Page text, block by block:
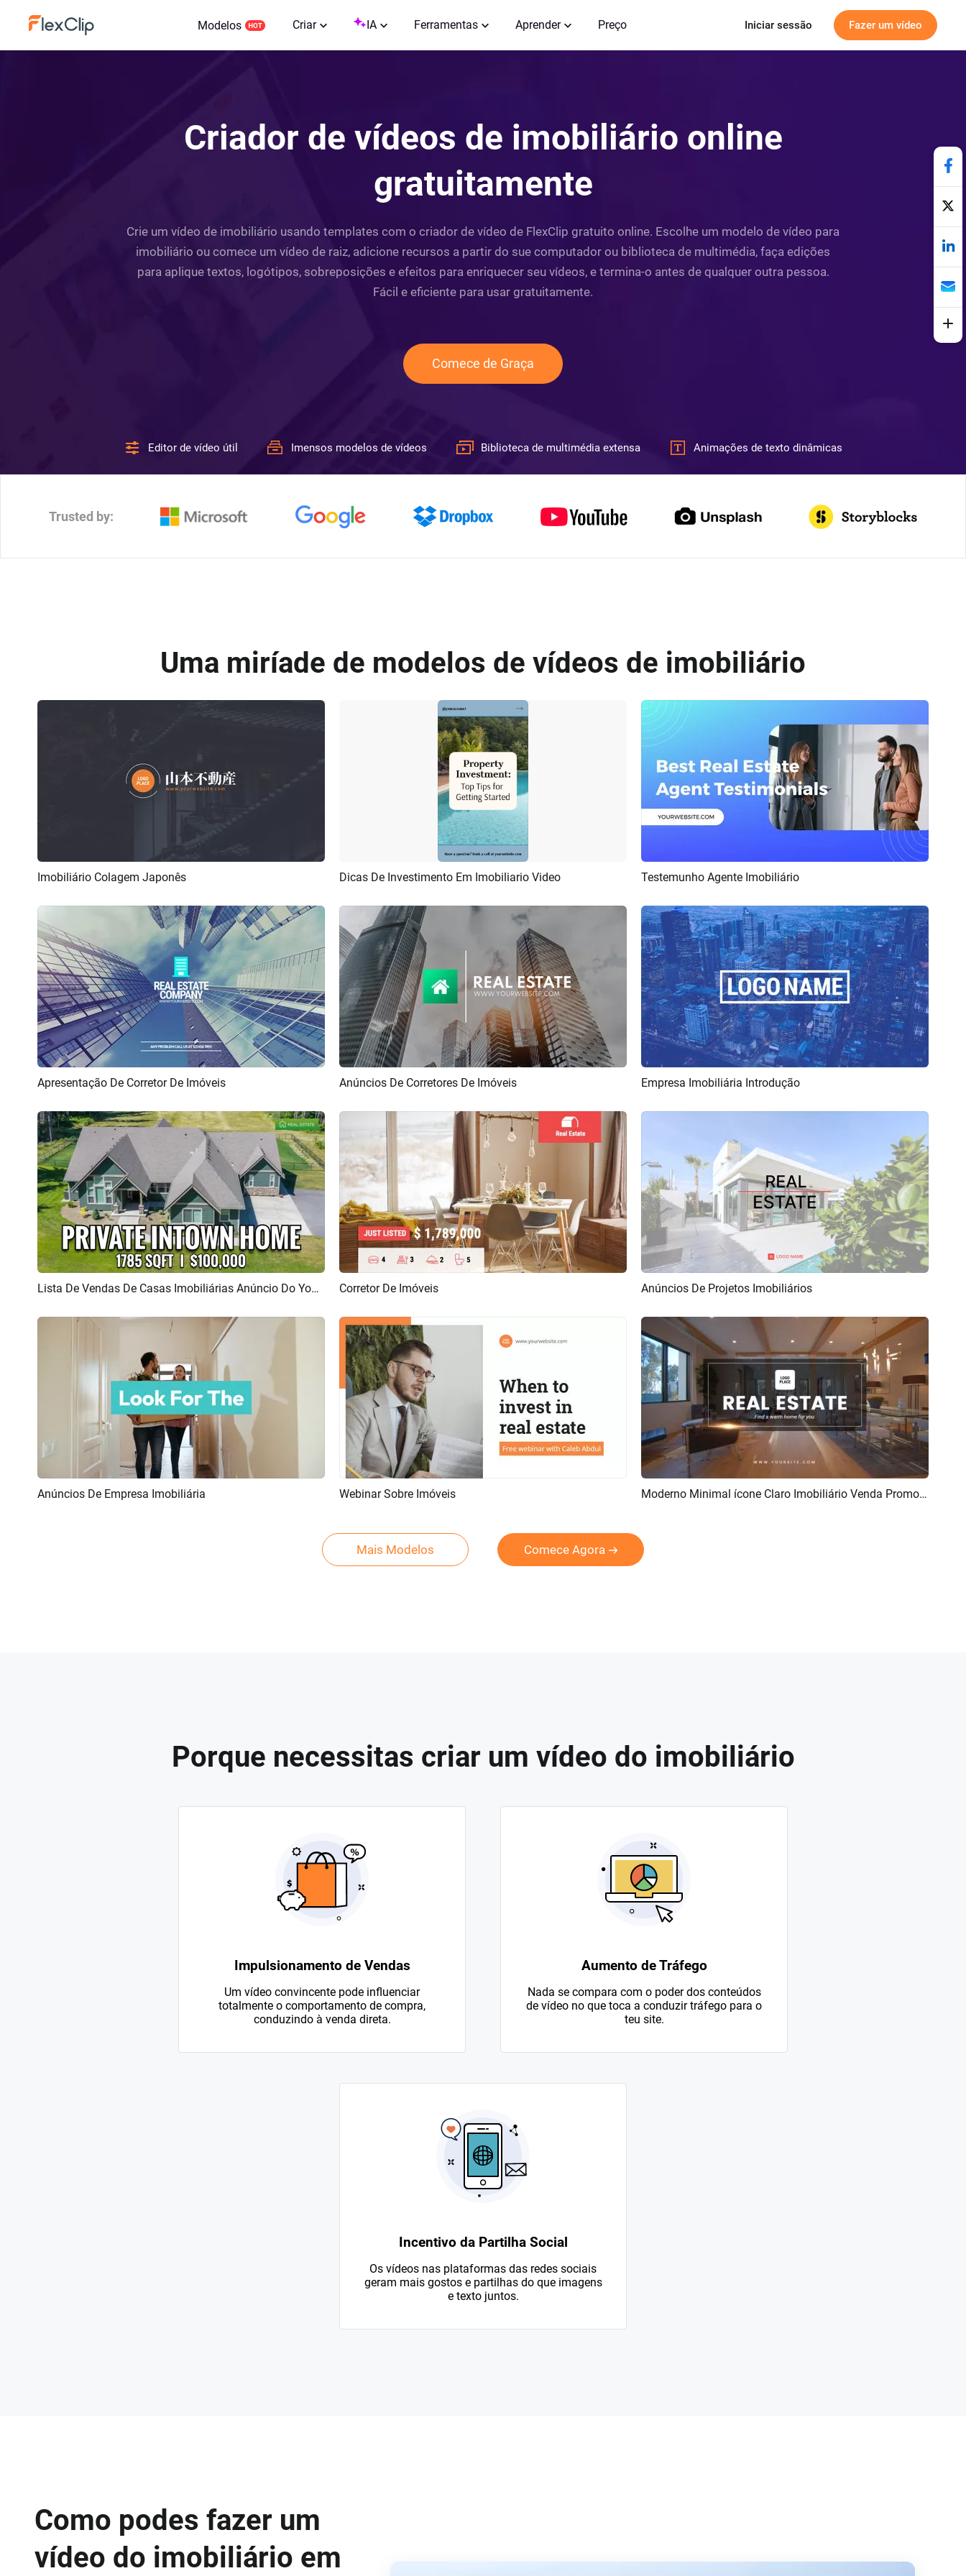
Modelos Criar IA Ferramentas Aprender Preço Iniciar sessão Fazer um vídeo
Criador de vídeos de imobiliário online
gratuitamente
Crie um vídeo de imobiliário usando templates com o criador de vídeo de FlexClip gratuito online. Escolhe um modelo de vídeo para
imobiliário ou comece um vídeo de raiz, adicione recursos a partir do sue computador ou biblioteca de multimédia, faça edições
para aplique textos, logótipos, sobreposições e efeitos para enriquecer seu vídeos, e termina-o antes de qualquer outra pessoa.
Fácil e eficiente para usar gratuitamente.
Comece de Graça
Editor de vídeo útil Imensos modelos de vídeos Biblioteca de multimédia extensa Animações de texto dinâmicas
Trusted by:
Uma miríade de modelos de vídeos de imobiliário
Pré-visualizar
Imobiliário Colagem Japonês Pré-visualizar Criar IA
Dicas De Investimento Em Imobiliario Video Pré-visualizar
Testemunho Agente Imobiliário
Pré-visualizar Criar IA
Apresentação De Corretor De Imóveis Pré-visualizar Criar IA
Anúncios De Corretores De Imóveis Pré-visualizar
Empresa Imobiliária Introdução
Pré-visualizar Criar IA Lista De Vendas De Casas Imobiliárias Anúncio Do Youtube Pré-visualizar
Corretor De Imóveis Pré-visualizar Criar IA
Anúncios De Projetos Imobiliários
Pré-visualizar
Anúncios De Empresa Imobiliária Pré-visualizar
Webinar Sobre Imóveis Pré-visualizar Criar IA Moderno Minimal ícone Claro Imobiliário Venda Promoção
Mais Modelos Comece Agora
Porque necessitas criar um vídeo do imobiliário
Impulsionamento de Vendas
Um vídeo convincente pode influenciar
totalmente o comportamento de compra,
conduzindo à venda direta.
Aumento de Tráfego
Nada se compara com o poder dos conteúdos
de vídeo no que toca a conduzir tráfego para o
teu site.
Incentivo da Partilha Social
Os vídeos nas plataformas das redes sociais
geram mais gostos e partilhas do que imagens
e texto juntos.
Como podes fazer um
vídeo do imobiliário em